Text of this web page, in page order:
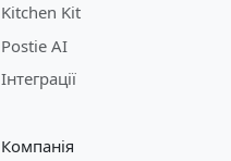
Kitchen Kit
Postie AI
Інтеграції
Компанія